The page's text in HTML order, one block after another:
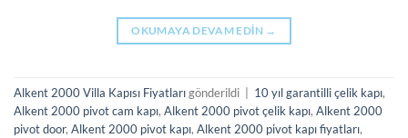
OKUMAYA DEVAM EDIN →
Alkent 2000 Villa Kapısı Fiyatlarıgönderildi 10 yıl garantilli çelik kapı,
Alkent 2000 pivot cam kapı, Alkent 2000 pivot çelik kapı, Alkent 2000
pivot door, Alkent 2000 pivot kapı, Alkent 2000 pivot kapı fiyatları,